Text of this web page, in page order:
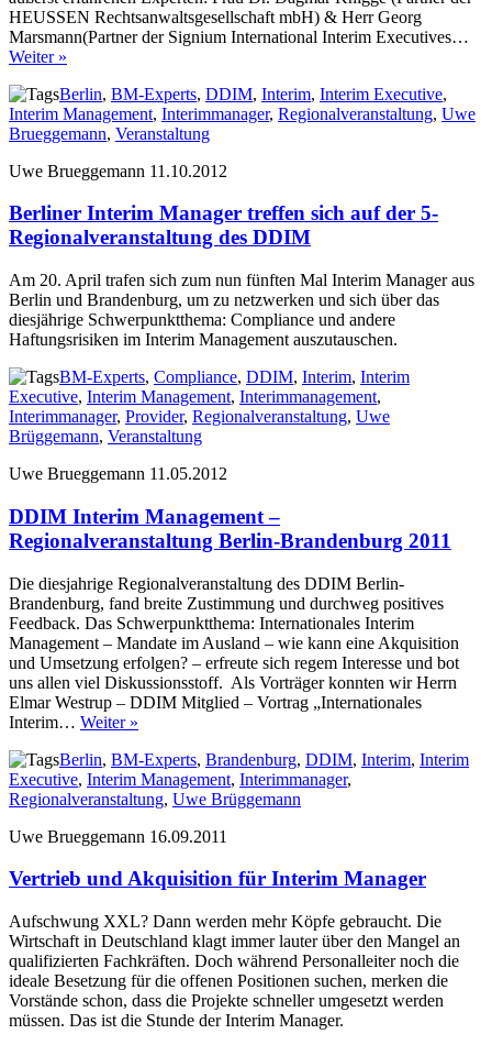
HEUSSEN Rechtsanwaltsgesellschaft mbH) & Herr Georg
Marsmann(Partner der Signium International Interim Executives…
Weiter »
Berlin, BM-Experts, DDIM, Interim, Interim Executive,
Interim Management, Interimmanager, Regionalveranstaltung, Uwe
Brueggemann, Veranstaltung
Uwe Brueggemann 11.10.2012
Berliner Interim Manager treffen sich auf der 5-
Regionalveranstaltung des DDIM
Am 20. April trafen sich zum nun fünften Mal Interim Manager aus
Berlin und Brandenburg, um zu netzwerken und sich über das
diesjährige Schwerpunktthema: Compliance und andere
Haftungsrisiken im Interim Management auszutauschen.
BM-Experts, Compliance, DDIM, Interim, Interim
Executive, Interim Management, Interimmanagement,
Interimmanager, Provider, Regionalveranstaltung, Uwe
Brüggemann, Veranstaltung
Uwe Brueggemann 11.05.2012
DDIM Interim Management –
Regionalveranstaltung Berlin-Brandenburg 2011
Die diesjahrige Regionalveranstaltung des DDIM Berlin-
Brandenburg, fand breite Zustimmung und durchweg positives
Feedback. Das Schwerpunktthema: Internationales Interim
Management – Mandate im Ausland – wie kann eine Akquisition
und Umsetzung erfolgen? – erfreute sich regem Interesse und bot
uns allen viel Diskussionsstoff. Als Vorträger konnten wir Herrn
Elmar Westrup – DDIM Mitglied – Vortrag „Internationales
Interim… Weiter »
Berlin, BM-Experts, Brandenburg, DDIM, Interim, Interim
Executive, Interim Management, Interimmanager,
Regionalveranstaltung, Uwe Brüggemann
Uwe Brueggemann 16.09.2011
Vertrieb und Akquisition für Interim Manager
Aufschwung XXL? Dann werden mehr Köpfe gebraucht. Die
Wirtschaft in Deutschland klagt immer lauter über den Mangel an
qualifizierten Fachkräften. Doch während Personalleiter noch die
ideale Besetzung für die offenen Positionen suchen, merken die
Vorstände schon, dass die Projekte schneller umgesetzt werden
müssen. Das ist die Stunde der Interim Manager.